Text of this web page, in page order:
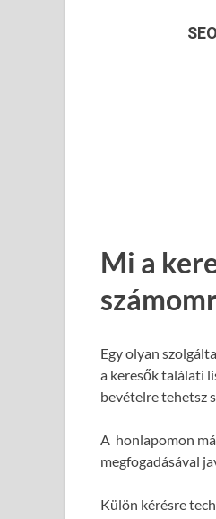
Mi a
Egy olyan
a keresők találati
bevételre tehetsz
A honlapomon
megfogadásával
Külön kérésre